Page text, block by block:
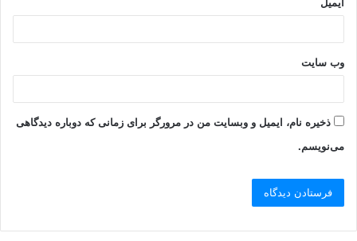
ایمیل
وب‌ سایت
ذخیره نام، ایمیل و وبسایت من در مرورگر برای زمانی که دوباره دیدگاهی
می‌نویسم.